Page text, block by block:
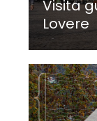
Visita
Lovere